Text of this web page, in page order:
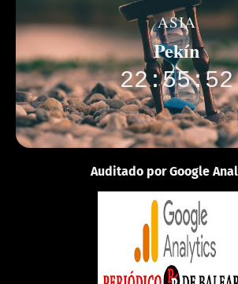
ASIA
Pekín
22:55:52
Auditado por Google